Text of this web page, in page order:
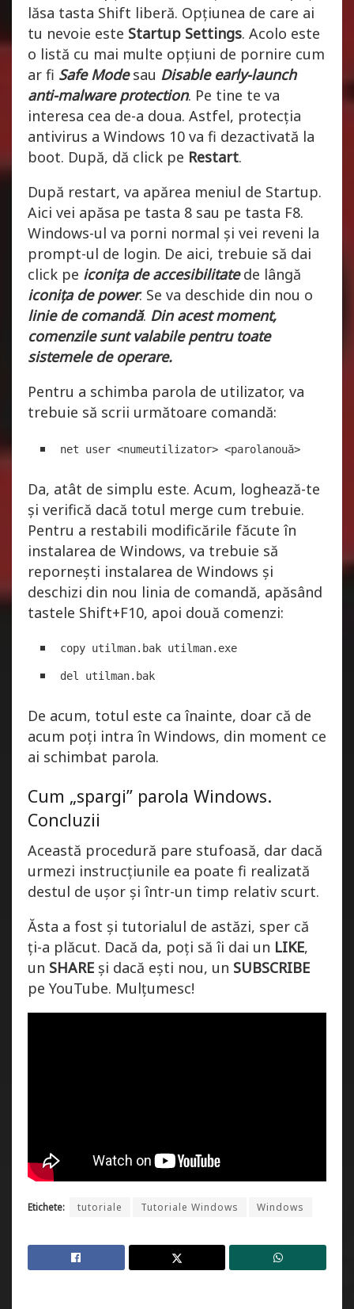
lăsa tasta Shift liberă. Opțiunea de care ai
tu nevoie este Startup Settings. Acolo este
o listă cu mai multe opțiuni de pornire cum
ar fi Safe Modesau Disable early-launch
anti-malware protection. Pe tine te va
interesa cea de-a doua. Astfel, protecția
antivirus a Windows 10 va fi dezactivată la
boot. După, dă click pe Restart.
După restart, va apărea meniul de Startup.
Aici vei apăsa pe tasta 8 sau pe tasta F8.
Windows-ul va porni normal și vei reveni la
prompt-ul de login. De aici, trebuie să dai
click pe iconița de accesibilitatede lângă
iconița de power. Se va deschide din nou o
linie de comandă. Din acest moment,
comenzile sunt valabile pentru toate
sistemele de operare.
Pentru a schimba parola de utilizator, va
trebuie să scrii următoare comandă:
net user <numeutilizator> <parolanouă>
Da, atât de simplu este. Acum, loghează-te
și verifică dacă totul merge cum trebuie.
Pentru a restabili modificările făcute în
instalarea de Windows, va trebuie să
repornești instalarea de Windows și
deschizi din nou linia de comandă, apăsând
tastele Shift+F10, apoi două comenzi:
copy utilman.bak utilman.exe
del utilman.bak
De acum, totul este ca înainte, doar că de
acum poți intra în Windows, din moment ce
ai schimbat parola.
Cum „spargi” parola Windows.
Concluzii
Această procedură pare stufoasă, dar dacă
urmezi instrucțiunile ea poate fi realizată
destul de ușor și într-un timp relativ scurt.
Ăsta a fost și tutorialul de astăzi, sper că
ți-a plăcut. Dacă da, poți să îi dai un LIKE,
un SHARE și dacă ești nou, un SUBSCRIBE
pe YouTube. Mulțumesc!
Etichete: tutoriale Tutoriale Windows Windows